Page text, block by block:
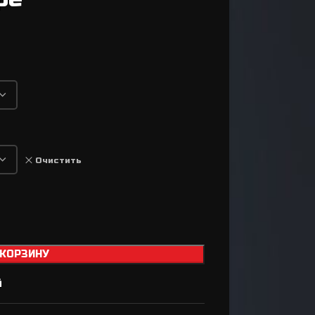
Манетки / Шифтеры
Велосипедные тормоза
Тормозные диски / Ротора
Тросики / Оболочки
Очистить